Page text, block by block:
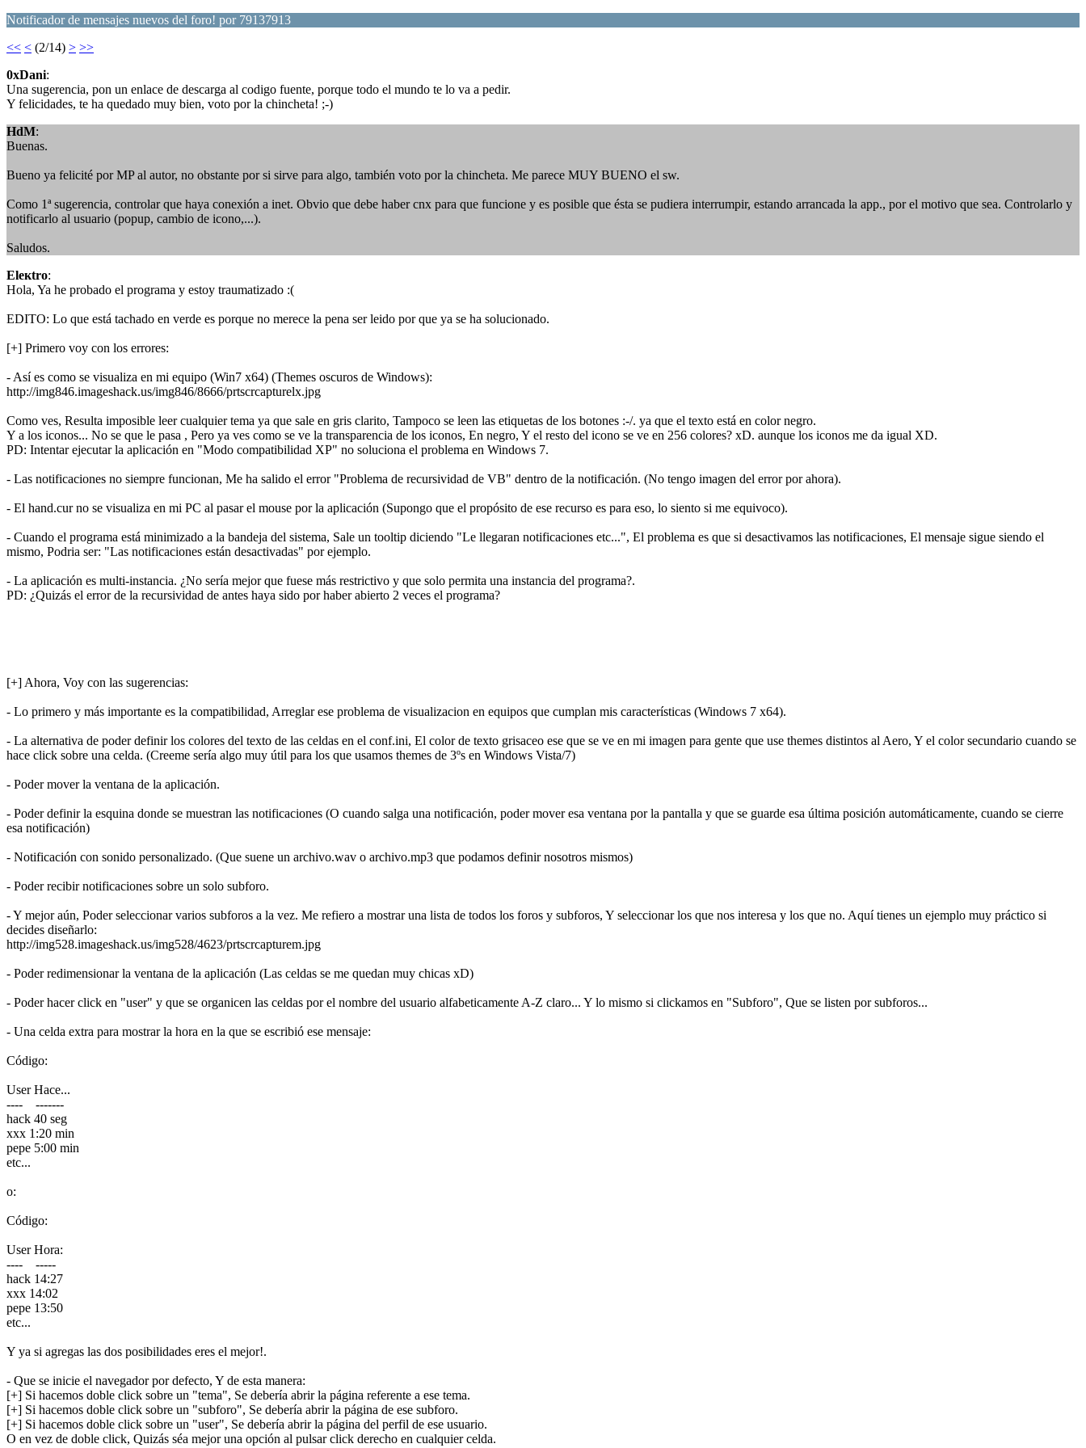
Notificador de mensajes nuevos del foro! por 79137913
<< < (2/14) > >>
0xDani:
Una sugerencia, pon un enlace de descarga al codigo fuente, porque todo el mundo te lo va a pedir.
Y felicidades, te ha quedado muy bien, voto por la chincheta! ;-)
HdM:
Buenas.
Bueno ya felicité por MP al autor, no obstante por si sirve para algo, también voto por la chincheta. Me parece MUY BUENO el sw.
Como 1ª sugerencia, controlar que haya conexión a inet. Obvio que debe haber cnx para que funcione y es posible que ésta se pudiera interrumpir, estando arrancada la app., por el motivo que sea. Controlarlo y
notificarlo al usuario (popup, cambio de icono,...).
Saludos.
Eleкtro:
Hola, Ya he probado el programa y estoy traumatizado :(
EDITO: Lo que está tachado en verde es porque no merece la pena ser leido por que ya se ha solucionado.
[+] Primero voy con los errores:
- Así es como se visualiza en mi equipo (Win7 x64) (Themes oscuros de Windows):
http://img846.imageshack.us/img846/8666/prtscrcapturelx.jpg
Como ves, Resulta imposible leer cualquier tema ya que sale en gris clarito, Tampoco se leen las etiquetas de los botones :-/. ya que el texto está en color negro.
Y a los iconos... No se que le pasa , Pero ya ves como se ve la transparencia de los iconos, En negro, Y el resto del icono se ve en 256 colores? xD. aunque los iconos me da igual XD.
PD: Intentar ejecutar la aplicación en "Modo compatibilidad XP" no soluciona el problema en Windows 7.
- Las notificaciones no siempre funcionan, Me ha salido el error "Problema de recursividad de VB" dentro de la notificación. (No tengo imagen del error por ahora).
- El hand.cur no se visualiza en mi PC al pasar el mouse por la aplicación (Supongo que el propósito de ese recurso es para eso, lo siento si me equivoco).
- Cuando el programa está minimizado a la bandeja del sistema, Sale un tooltip diciendo "Le llegaran notificaciones etc...", El problema es que si desactivamos las notificaciones, El mensaje sigue siendo el
mismo, Podria ser: "Las notificaciones están desactivadas" por ejemplo.
- La aplicación es multi-instancia. ¿No sería mejor que fuese más restrictivo y que solo permita una instancia del programa?.
PD: ¿Quizás el error de la recursividad de antes haya sido por haber abierto 2 veces el programa?
[+] Ahora, Voy con las sugerencias:
- Lo primero y más importante es la compatibilidad, Arreglar ese problema de visualizacion en equipos que cumplan mis características (Windows 7 x64).
- La alternativa de poder definir los colores del texto de las celdas en el conf.ini, El color de texto grisaceo ese que se ve en mi imagen para gente que use themes distintos al Aero, Y el color secundario cuando se
hace click sobre una celda. (Creeme sería algo muy útil para los que usamos themes de 3ºs en Windows Vista/7)
- Poder mover la ventana de la aplicación.
- Poder definir la esquina donde se muestran las notificaciones (O cuando salga una notificación, poder mover esa ventana por la pantalla y que se guarde esa última posición automáticamente, cuando se cierre
esa notificación)
- Notificación con sonido personalizado. (Que suene un archivo.wav o archivo.mp3 que podamos definir nosotros mismos)
- Poder recibir notificaciones sobre un solo subforo.
- Y mejor aún, Poder seleccionar varios subforos a la vez. Me refiero a mostrar una lista de todos los foros y subforos, Y seleccionar los que nos interesa y los que no. Aquí tienes un ejemplo muy práctico si
decides diseñarlo:
http://img528.imageshack.us/img528/4623/prtscrcapturem.jpg
- Poder redimensionar la ventana de la aplicación (Las celdas se me quedan muy chicas xD)
- Poder hacer click en "user" y que se organicen las celdas por el nombre del usuario alfabeticamente A-Z claro... Y lo mismo si clickamos en "Subforo", Que se listen por subforos...
- Una celda extra para mostrar la hora en la que se escribió ese mensaje:
Código:
User Hace...
---- -------
hack 40 seg
xxx 1:20 min
pepe 5:00 min
etc...
o:
Código:
User Hora:
---- -----
hack 14:27
xxx 14:02
pepe 13:50
etc...
Y ya si agregas las dos posibilidades eres el mejor!.
- Que se inicie el navegador por defecto, Y de esta manera:
[+] Si hacemos doble click sobre un "tema", Se debería abrir la página referente a ese tema.
[+] Si hacemos doble click sobre un "subforo", Se debería abrir la página de ese subforo.
[+] Si hacemos doble click sobre un "user", Se debería abrir la página del perfil de ese usuario.
O en vez de doble click, Quizás séa mejor una opción al pulsar click derecho en cualquier celda.